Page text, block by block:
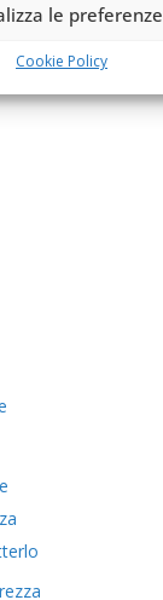
le preferenze
Cookie Policy